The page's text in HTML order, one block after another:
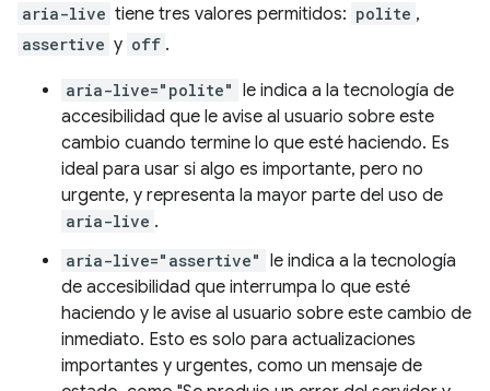
aria-live tiene tres valores permitidos: polite ,
assertive y off .
aria-live="polite" le indica a la tecnología de
accesibilidad que le avise al usuario sobre este
cambio cuando termine lo que esté haciendo. Es
ideal para usar si algo es importante, pero no
urgente, y representa la mayor parte del uso de
aria-live .
aria-live="assertive" le indica a la tecnología
de accesibilidad que interrumpa lo que esté
haciendo y le avise al usuario sobre este cambio de
inmediato. Esto es solo para actualizaciones
importantes y urgentes, como un mensaje de